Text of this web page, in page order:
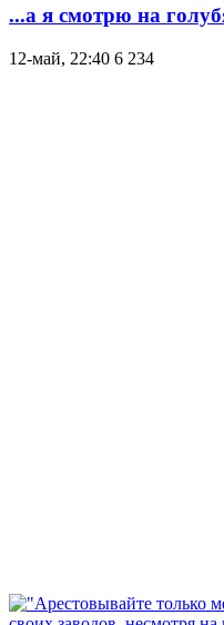
...а я смотрю на
12-май, 22:40 6 234